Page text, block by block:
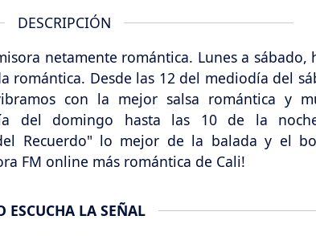
DESCRIPCIÓN
netamente romántica. Lunes a sábado,
romántica. Desde las 12 del mediodía del
con la mejor salsa romántica y
del domingo hasta las 10 de la
Recuerdo" lo mejor de la balada y el
FM online más romántica de Cali!
ESCUCHA LA SEÑAL